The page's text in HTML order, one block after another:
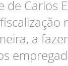
de Carlos
a